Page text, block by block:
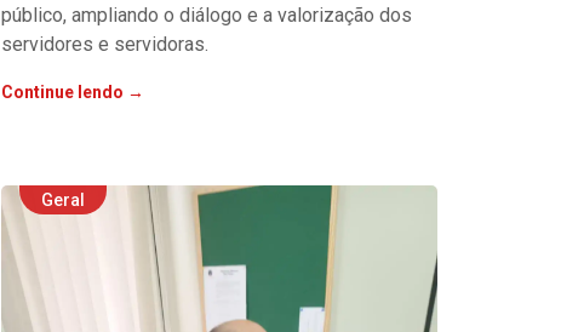
público, ampliando o diálogo e a valorização dos
servidores e servidoras.
Continue lendo →
Geral